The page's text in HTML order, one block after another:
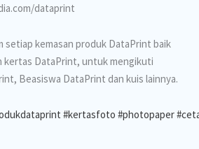
dataprint
setiap kemasan produk DataPrint baik
kertas DataPrint, untuk mengikuti
Beasiswa DataPrint dan kuis lainnya.
#kertasfoto #photopaper